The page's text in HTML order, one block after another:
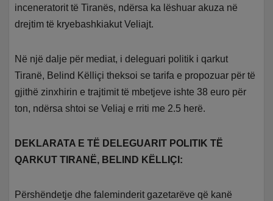
inceneratorit të Tiranës, ndërsa ka lëshuar akuza në
drejtim të kryebashkiakut Veliajt.
Në një dalje për mediat, i deleguari politik i qarkut
Tiranë, Belind Këlliçi theksoi se tarifa e propozuar për të
gjithë zinxhirin e trajtimit të mbetjeve ishte 38 euro për
ton, ndërsa shtoi se Veliaj e rriti me 2.5 herë.
DEKLARATA E TË DELEGUARIT POLITIK TË
QARKUT TIRANË, BELIND KËLLIÇI:
Përshëndetje dhe faleminderit gazetarëve që kanë